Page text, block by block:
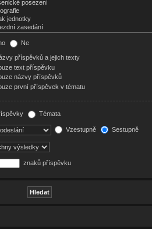
Ne
příspěvků a jejich texty
text příspěvku
názvy příspěvků
první příspěvek v tématu
Témata
Vzestupně Sestupně
znaků příspěvku